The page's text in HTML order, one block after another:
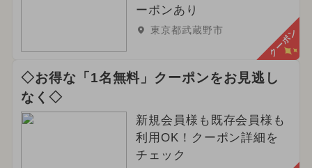
ーポンあり
東京都武蔵野市 クーポン
◇お得な「1名無料」クーポンをお見逃し
なく◇
新規会員様も既存会員様も
利用OK！クーポン詳細を
チェック